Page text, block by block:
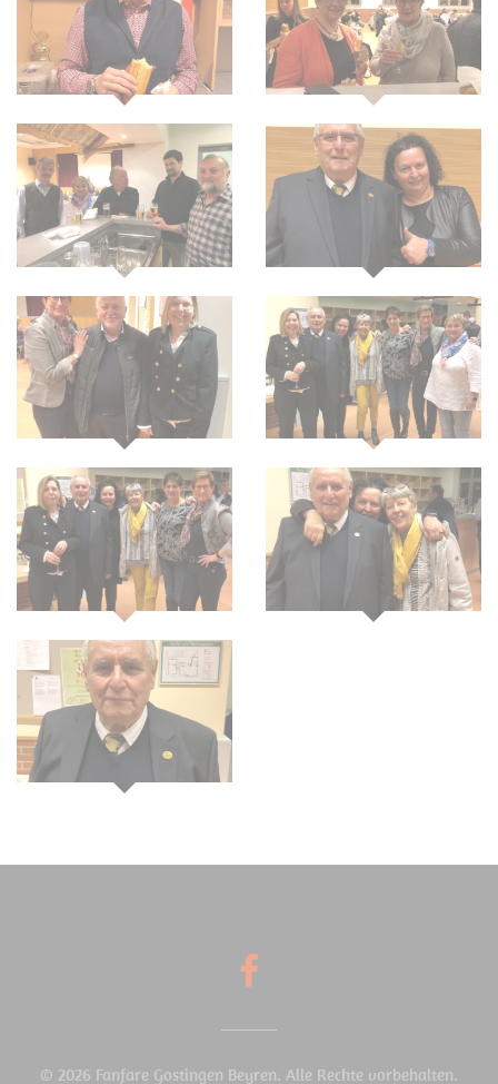
© 2026 Fanfare Gostingen Beyren. Alle Rechte vorbehalten.